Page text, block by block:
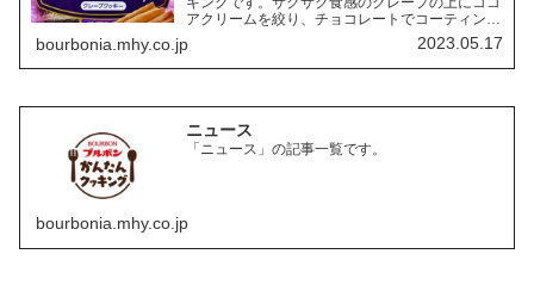
アクリームを絞り、チョコレートでコーティング
したお菓子「ルマンド」には、様々なフレーバー
の商品があります。ここでは、その中でも特にお
すすめの商品を3つご紹介します。
bourbonia.mhy.co.jp 2023.05.17
ニュース
「ニュース」の記事一覧です。
bourbonia.mhy.co.jp